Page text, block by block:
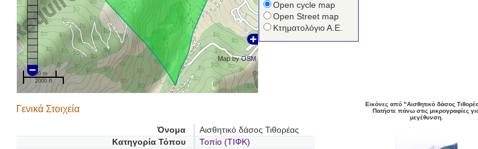
Map byOSM
500 m
2000 ft
Open cycle map
Open Street map
Κτηματολόγιο Α.Ε.
Γενικά Στοιχεία
Όνομα
Αισθητικό δάσος Τιθορέας
Κατηγορία Τόπου
Τοπίο (ΤΙΦΚ)
Εικόνες από "Αισθητικό δάσος
Πατήστε πάνω στις μικρογραφίες
μεγέθυνση.